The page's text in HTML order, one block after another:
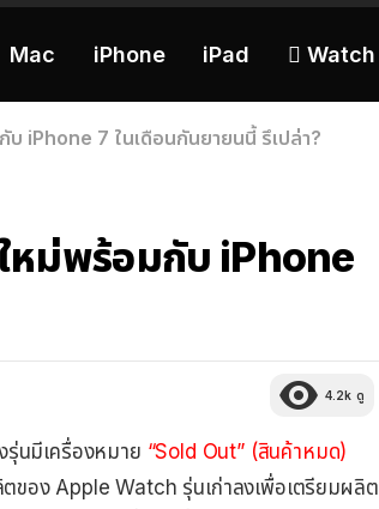
Mac iPhone iPad  Watch
iPhone 7 ในเดือนกันยายนนี้ รึเปล่า?
หม่พร้อมกับ iPhone
4.2k ดู
รุ่นมีเครื่องหมาย “Sold Out” (สินค้าหมด)
ตของ Apple Watch รุ่นเก่าลงเพื่อเตรียมผลิต